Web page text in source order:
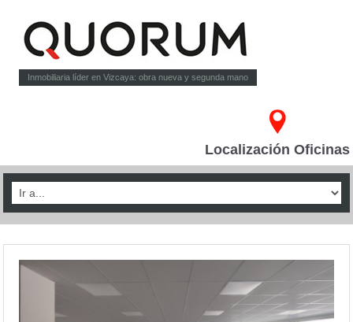
Inmobiliaria líder en Vizcaya: obra nueva y segunda mano
Localización Oficinas